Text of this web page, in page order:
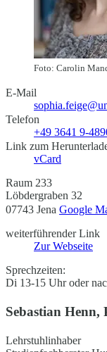
Foto: Carolin
E-Mail
Telefon
+49 3641 9-
Link zum
vCard
Raum 233
Löbdergraben 32
07743 Jena Google
weiterführender Link
Zur Webseite
Sprechzeiten:
Di 13-15 Uhr oder
Sebastian Henn,
Lehrstuhlinhaber